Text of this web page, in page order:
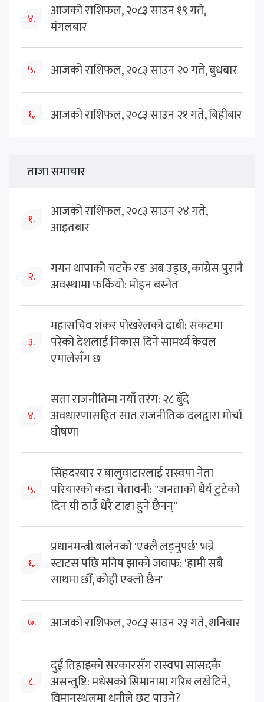
४.
आजको राशिफल, २०८३ साउन १९ गते,
मंगलबार
५. आजको राशिफल, २०८३ साउन २० गते, बुधबार
६. आजको राशिफल, २०८३ साउन २१ गते, बिहीबार
ताजा समाचार
१.
आजको राशिफल, २०८३ साउन २४ गते,
आइतबार
२.
गगन थापाको चटके रङ अब उड्छ, कांग्रेस पुरानै
अवस्थामा फर्कियो: मोहन बस्नेत
३.
महासचिव शंकर पोखरेलको दाबी: संकटमा
परेको देशलाई निकास दिने सामर्थ्य केवल
एमालेसँग छ
४.
सत्ता राजनीतिमा नयाँ तरंग: २८ बुँदे
अवधारणासहित सात राजनीतिक दलद्वारा मोर्चा
घोषणा
५.
सिंहदरबार र बालुवाटारलाई रास्वपा नेता
परियारको कडा चेतावनी: "जनताको धैर्य टुटेको
दिन यी ठाउँ धेरै टाढा हुने छैनन्"
६.
प्रधानमन्त्री बालेनको 'एक्लै लड्नुपर्छ' भन्ने
स्टाटस पछि मनिष झाको जवाफ: 'हामी सबै
साथमा छौँ, कोही एक्लो छैन'
७. आजको राशिफल, २०८३ साउन २३ गते, शनिबार
८.
दुई तिहाइको सरकारसँग रास्वपा सांसदकै
असन्तुष्टि: मधेसको सिमानामा गरिब लखेटिने,